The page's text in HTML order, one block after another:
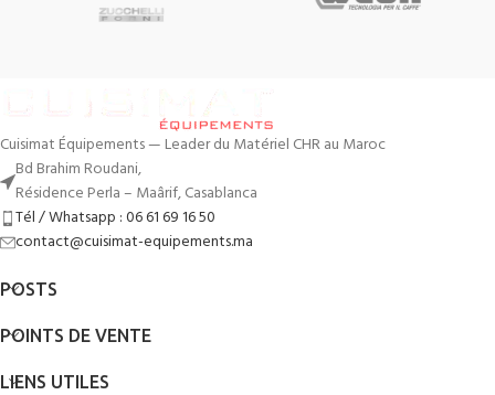
Cuisimat Équipements — Leader du Matériel CHR au Maroc
Bd Brahim Roudani,
Résidence Perla – Maârif, Casablanca
Tél / Whatsapp : 06 61 69 16 50
contact@cuisimat-equipements.ma
POSTS
POINTS DE VENTE
LIENS UTILES